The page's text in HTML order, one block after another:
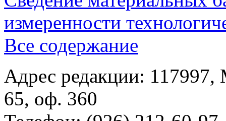
измеренности
Все содержание
Адрес редакции:
65, оф. 360